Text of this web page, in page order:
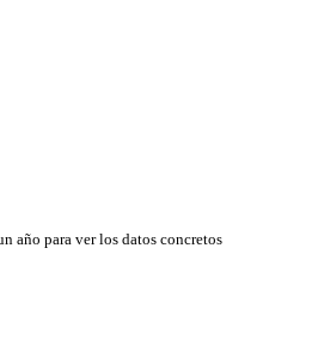
año para ver los datos concretos